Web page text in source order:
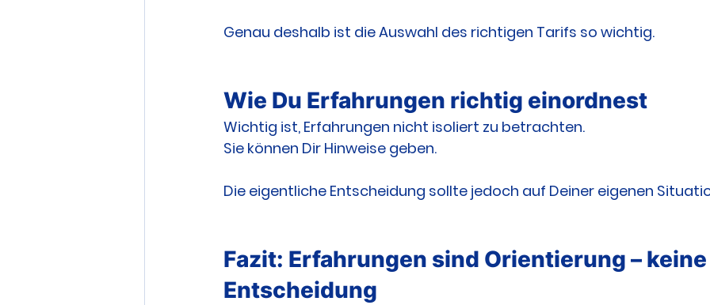
Genau deshalb ist die Auswahl des richtigen Tarifs so wichtig.
Wie Du Erfahrungen richtig einordnest
Wichtig ist, Erfahrungen nicht isoliert zu betrachten.
Sie können Dir Hinweise geben.
Die eigentliche Entscheidung sollte jedoch auf Deiner eigenen
Fazit: Erfahrungen sind Orientierung – keine
Entscheidung